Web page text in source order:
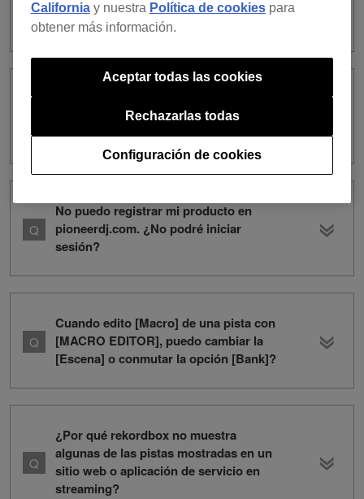
¿Qué es [Mood]?
son compatibles con el modo
LIGHTING?
No puedo registrar mi producto en
pioneerdj.com. ¿No podré iniciar
sesión?
Cuando edito [Macro] de una pista con
[MACRO EDITOR], puedo cambiar la
[Escena] o conmutar la opción [Bank]?
¿Por qué rekordbox no muestra
algunas de las pistas mostradas en un
sitio web o aplicación de servicio en
streaming?
Californiay nuestra Política de cookiespara
obtener más información.
Configuración de cookies
Rechazarlas todas
Aceptar todas las cookies